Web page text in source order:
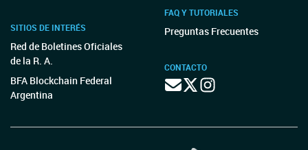
SITIOS DE INTERÉS
Red de Boletines Oficiales
de la R. A.
BFA Blockchain Federal
Argentina
FAQ Y TUTORIALES
Preguntas Frecuentes
CONTACTO